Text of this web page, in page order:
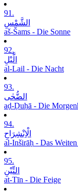
91.
الشَّمْسِ
aš-Šams - Die Sonne
92.
الَّیْلِ
al-Lail - Die Nacht
93.
الضُّحٰی
aḍ-Ḍuḥā - Die
94.
الْاِنْشِرَاحِ
al-Inširāḥ - Das
95.
التِّیْنِ
at-Tīn - Die Feige